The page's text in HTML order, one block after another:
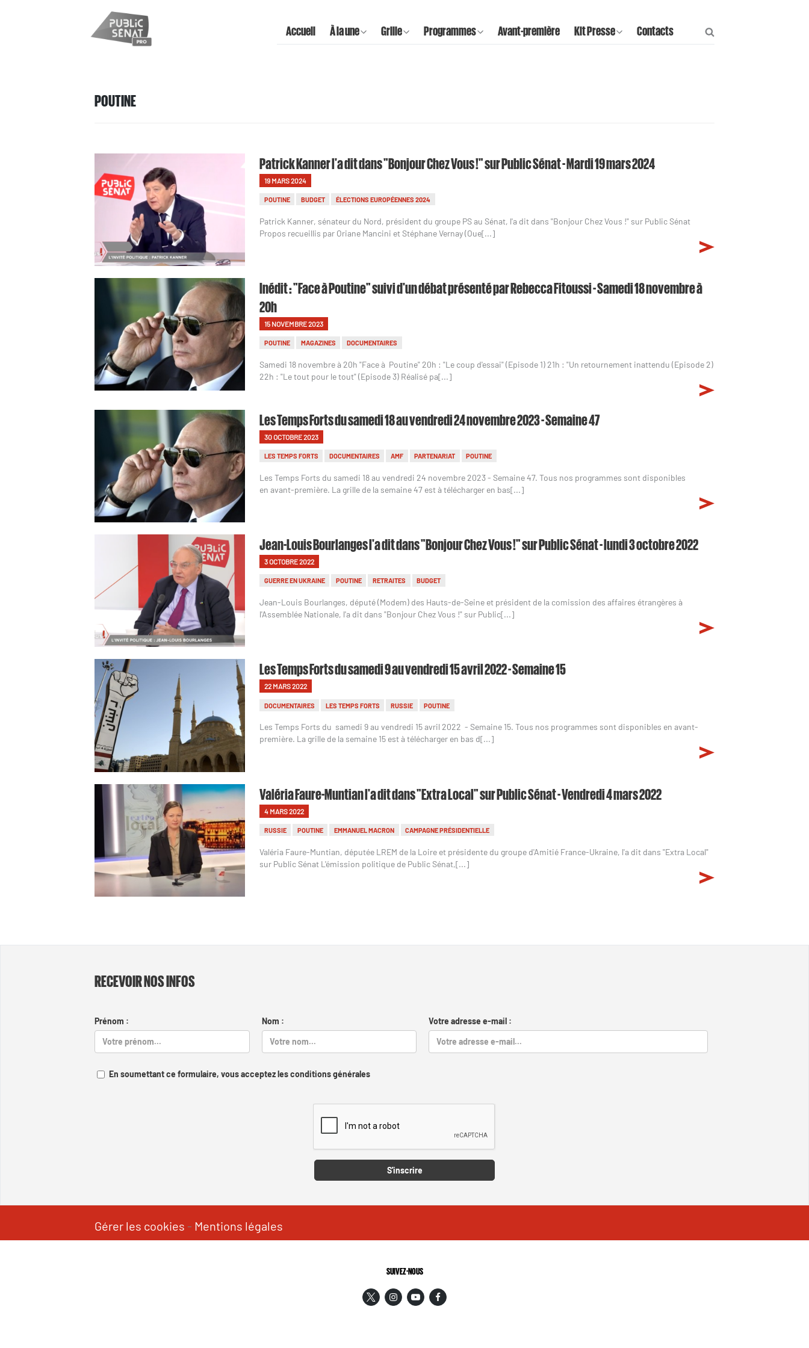
Accueil À la une Grille Programmes Avant-première Kit Presse Contacts
POUTINE
Patrick Kanner l'a dit dans "Bonjour Chez Vous !" sur Public Sénat - Mardi 19 mars 2024
19 MARS 2024
POUTINE BUDGET ÉLECTIONS EUROPÉENNES 2024
Patrick Kanner, sénateur du Nord, président du groupe PS au Sénat, l'a dit dans "Bonjour Chez Vous !" sur Public Sénat
Propos recueillis par Oriane Mancini et Stéphane Vernay (Oue[...]
Inédit : "Face à Poutine" suivi d'un débat présenté par Rebecca Fitoussi - Samedi 18 novembre à
20h
15 NOVEMBRE 2023
POUTINE MAGAZINES DOCUMENTAIRES
Samedi 18 novembre à 20h "Face à Poutine" 20h : "Le coup d'essai" (Episode 1) 21h : "Un retournement inattendu (Episode 2)
22h : "Le tout pour le tout" (Episode 3) Réalisé pa[...]
Les Temps Forts du samedi 18 au vendredi 24 novembre 2023 - Semaine 47
30 OCTOBRE 2023
LES TEMPS FORTS DOCUMENTAIRES AMF PARTENARIAT POUTINE
Les Temps Forts du samedi 18 au vendredi 24 novembre 2023 - Semaine 47. Tous nos programmes sont disponibles
en avant-première. La grille de la semaine 47 est à télécharger en bas[...]
Jean-Louis Bourlanges l'a dit dans "Bonjour Chez Vous !" sur Public Sénat - lundi 3 octobre 2022
3 OCTOBRE 2022
GUERRE EN UKRAINE POUTINE RETRAITES BUDGET
Jean-Louis Bourlanges, député (Modem) des Hauts-de-Seine et président de la comission des affaires étrangères à
l'Assemblée Nationale, l'a dit dans "Bonjour Chez Vous !" sur Public[...]
Les Temps Forts du samedi 9 au vendredi 15 avril 2022 - Semaine 15
22 MARS 2022
DOCUMENTAIRES LES TEMPS FORTS RUSSIE POUTINE
Les Temps Forts du samedi 9 au vendredi 15 avril 2022 - Semaine 15. Tous nos programmes sont disponibles en avant-
première. La grille de la semaine 15 est à télécharger en bas d[...]
Valéria Faure-Muntian l'a dit dans "Extra Local" sur Public Sénat - Vendredi 4 mars 2022
4 MARS 2022
RUSSIE POUTINE EMMANUEL MACRON CAMPAGNE PRÉSIDENTIELLE
Valéria Faure-Muntian, députée LREM de la Loire et présidente du groupe d'Amitié France-Ukraine, l'a dit dans "Extra Local"
sur Public Sénat L'émission politique de Public Sénat,[...]
RECEVOIR NOS INFOS
Prénom : Nom : Votre adresse e-mail :
En soumettant ce formulaire, vous acceptez les conditions générales
S'inscrire
Gérer les cookies - Mentions légales
SUIVEZ-NOUS